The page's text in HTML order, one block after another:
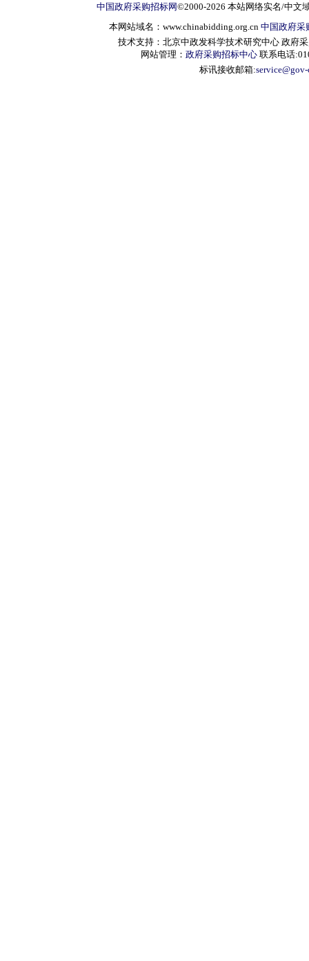
中国政府采购招标网©2000-2026 本站网络实名/中文
本网站域名：www.chinabidding.org.cn 中国政府采
技术支持：北京中政发科学技术研究中心 政府
网站管理： 政府采购招标中心 联系电话
标讯接收邮箱: